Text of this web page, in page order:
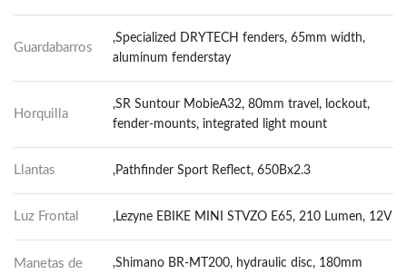
Guardabarros
,Specialized DRYTECH fenders, 65mm width,
aluminum fenderstay
Horquilla
,SR Suntour MobieA32, 80mm travel, lockout,
fender-mounts, integrated light mount
Llantas ,Pathfinder Sport Reflect, 650Bx2.3
Luz Frontal ,Lezyne EBIKE MINI STVZO E65, 210 Lumen, 12V
Manetas de
,Shimano BR-MT200, hydraulic disc, 180mm